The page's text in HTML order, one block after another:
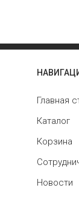
Главная
Каталог
Корзина
Новости